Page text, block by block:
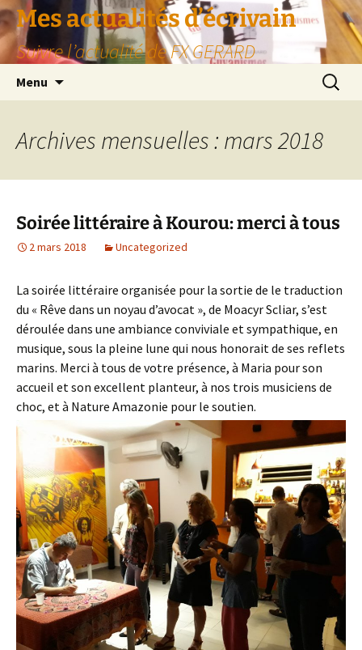
Aller
au
contenu
Mes actualités d’écrivain
Suivre l’actualité de FX GERARD
Menu
Archives mensuelles : mars 2018
Soirée littéraire à Kourou: merci à tous
2 mars 2018 Uncategorized
La soirée littéraire organisée pour la sortie de le traduction
du « Rêve dans un noyau d’avocat », de Moacyr Scliar, s’est
déroulée dans une ambiance conviviale et sympathique, en
musique, sous la pleine lune qui nous honorait de ses reflets
marins. Merci à tous de votre présence, à Maria pour son
accueil et son excellent planteur, à nos trois musiciens de
choc, et à Nature Amazonie pour le soutien.